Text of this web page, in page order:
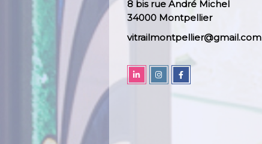
8 bis rue André Michel
34000 Montpellier
vitrailmontpellier@gmail.com